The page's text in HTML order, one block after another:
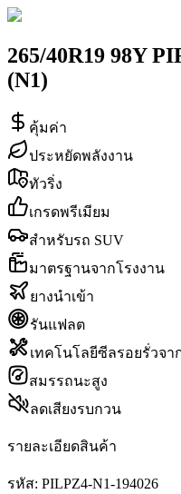
265/40R19 98Y
(N1)
คุ้มค่า
ประหยัดพลังงาน
ทัวริ่ง
เกรดพรีเมียม
สำหรับรถ SUV
มาตรฐานจากโรงงาน
ยางนำเข้า
รันแฟลต
เทคโนโลยีซีลรอยรั่วจา
สมรรถนะสูง
ลดเสียงรบกวน
รายละเอียดสินค้า
รหัส: PILPZ4-N1-194026